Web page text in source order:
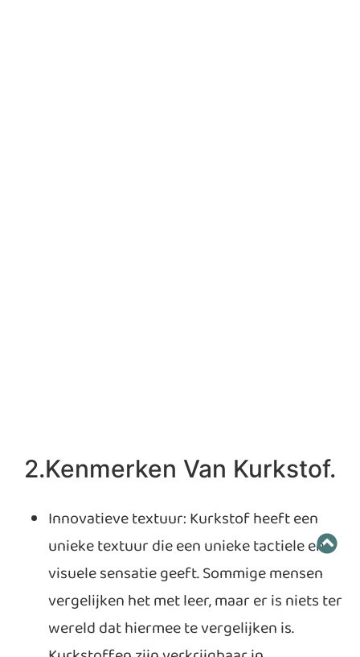
2.Kenmerken Van Kurkstof.
Innovatieve textuur: Kurkstof heeft een
unieke textuur die een unieke tactiele en
visuele sensatie geeft. Sommige mensen
vergelijken het met leer, maar er is niets ter
wereld dat hiermee te vergelijken is.